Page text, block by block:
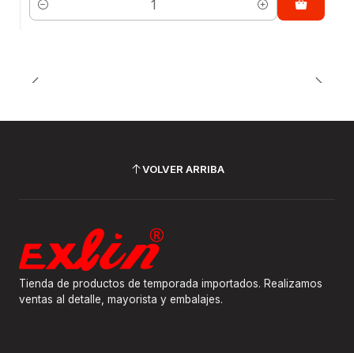
Cantidad
VOLVER ARRIBA
Tienda de productos de temporada importados. Realizamos
ventas al detalle, mayorista y embalajes.